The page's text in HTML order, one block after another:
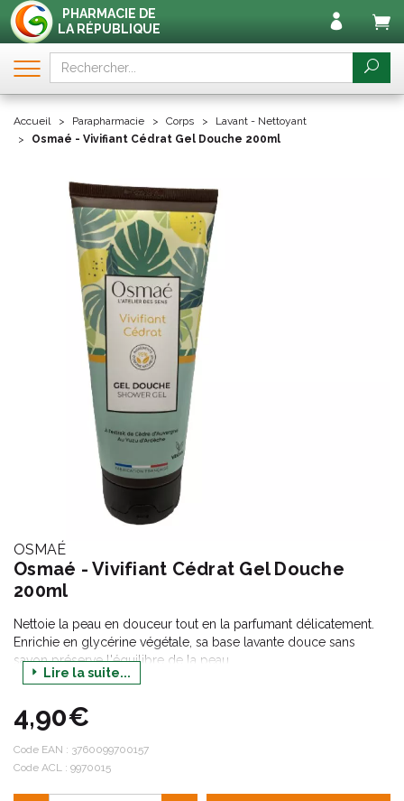
PHARMACIE DE
LA RÉPUBLIQUE
Accueil Parapharmacie Corps
Lavant - Nettoyant
Osmaé - Vivifiant Cédrat Gel Douche 200ml
OSMAÉ
Osmaé - Vivifiant Cédrat Gel Douche
200ml
Nettoie la peau en douceur tout en la parfumant délicatement.
Enrichie en glycérine végétale, sa base lavante douce sans
savon préserve l'équilibre de la peau.
Usage fréquent.
2 en 1: Visage et corps. Convient à tous les types de peaux.Peut
s'utiliser dès 3ans.
Lire la suite...
4,90€
Code EAN : 3760099700157
Code ACL : 9970015